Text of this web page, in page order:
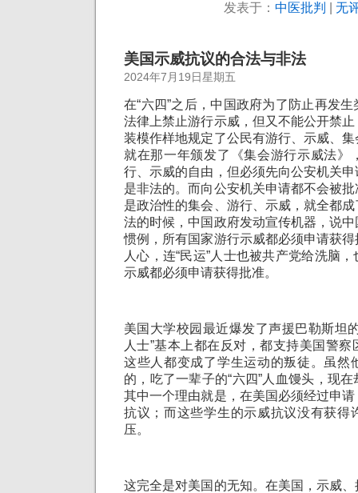
发表于： 中医批判 无
美国示威抗议的合法与非法
2024年7月19日星期五
在“六四”之后，中国政府为了防止再发
法律上禁止游行示威，但又不能公开禁
装模作样地规定了公民有游行、示威、
就在那一年颁发了《集会游行示威法》
行、示威的自由，但必须先向公安机关
是非法的。而向公安机关申请都不会被
是政治性的集会、游行、示威，就全都
法的时候，中国政府发动宣传机器，说
惯例，所有国家游行示威都必须申请获
人心，连“民运”人士也被共产党给洗脑
示威都必须申请获得批准。
美国大学校园最近爆发了声援巴勒斯坦
人士”基本上都在反对，都支持美国警
这些人都变成了学生运动的叛徒。虽然
的，吃了一辈子的“六四”人血馒头，现
其中一个理由就是，在美国必须经过申
抗议；而这些学生的示威抗议没有获得
压。
这完全是对美国的无知。在美国，示威